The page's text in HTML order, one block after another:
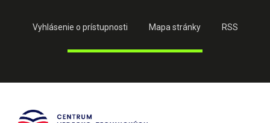
Vyhlásenie o prístupnosti Mapa stránky RSS